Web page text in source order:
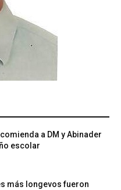
a DM y Abinader
escolar
más longevos fueron